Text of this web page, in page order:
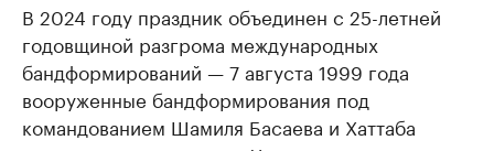
В 2024 году праздник объединен с 25-летней
годовщиной разгрома международных
бандформирований — 7 августа 1999 года
вооруженные бандформирования под
командованием Шамиля Басаева и Хаттаба